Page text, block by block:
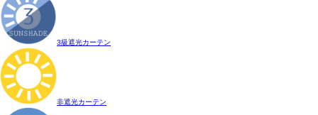
3級遮光カーテン
非遮光カーテン